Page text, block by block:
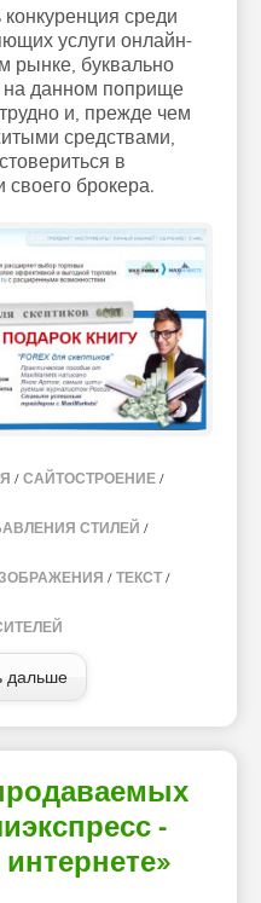
среди
услуги онлайн-
рынке, буквально
на данном поприще
и, прежде чем
средствами,
в
своего брокера.
/ САЙТОСТРОЕНИЕ /
СТИЛЕЙ /
/ ТЕКСТ /
дальше
-